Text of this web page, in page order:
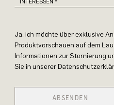
Ja, ich möchte über exklusive
Produktvorschauen auf dem
Informationen zur Stornierung
Sie in unserer
ABSENDEN